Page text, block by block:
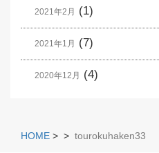
2021年2月 (1)
2021年1月 (7)
2020年12月 (4)
HOME > > tourokuhaken33